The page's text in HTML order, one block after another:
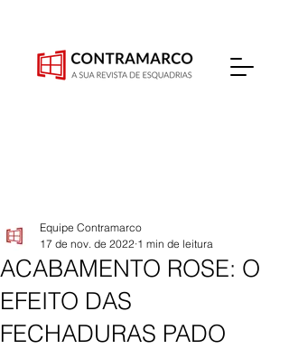
ACABAMENTO ROSE: O
EFEITO DAS
FECHADURAS PADO
Equipe Contramarco
17 de nov. de 2022 1 min de leitura